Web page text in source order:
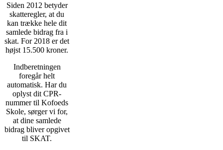
Siden 2012 betyder
skatteregler, at du
kan trække hele dit
samlede bidrag fra i
skat. For 2018 er det
højst 15.500 kroner.
Indberetningen
foregår helt
automatisk. Har du
oplyst dit CPR-
nummer til Kofoeds
Skole, sørger vi for,
at dine samlede
bidrag bliver opgivet
til SKAT.